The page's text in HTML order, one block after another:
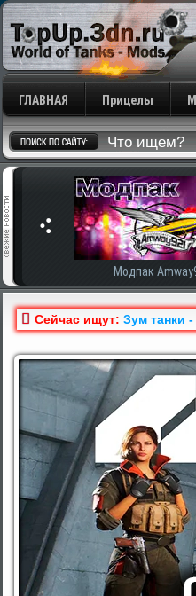
ГЛАВНАЯ Прицелы
Модпак
Сейчас ищут: Зум танки